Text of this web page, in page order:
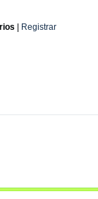
Registrar